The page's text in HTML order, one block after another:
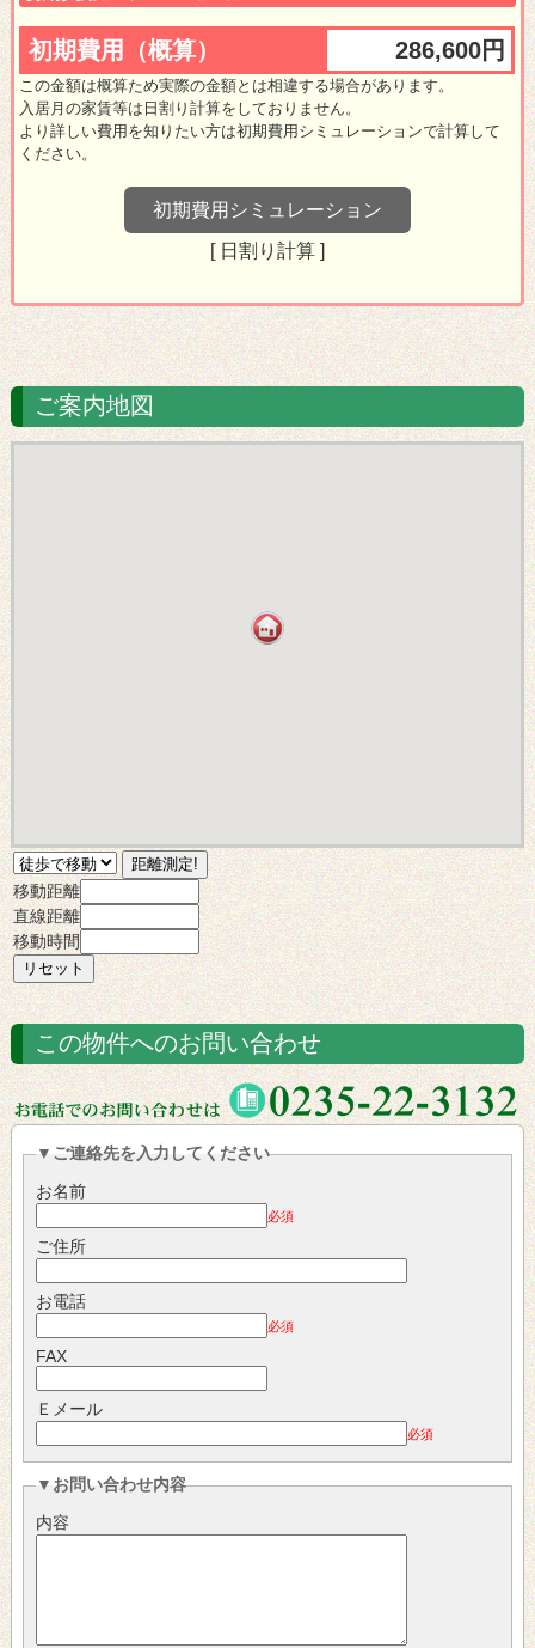
ご案内地図
移動距離
直線距離
移動時間
この物件へのお問い合わせ
▼ご連絡先を入力してください
お名前
必須
ご住所
お電話
必須
FAX
Ｅメール
必須
▼お問い合わせ内容
内容